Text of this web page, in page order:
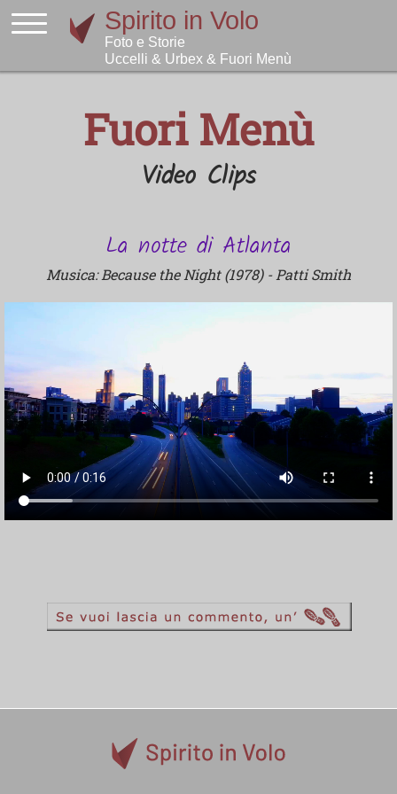
Fuori Menù
Video Clips
La notte di Atlanta
Musica: Because the Night (1978) - Patti Smith